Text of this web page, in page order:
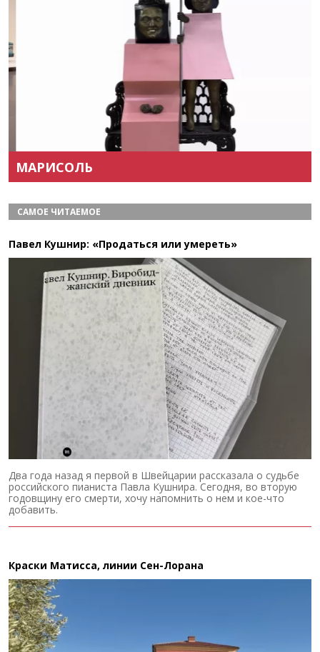
МАРИСОЛЬ
САМОЕ ЧИТАЕМОЕ
Павел Кушнир: «Продаться или умереть»
Два года назад я первой в Швейцарии рассказала о судьбе
российского пианиста Павла Кушнира. Сегодня, во вторую
годовщину его смерти, хочу напомнить о нем и кое-что
добавить.
Краски Матисса, линии Сен-Лорана